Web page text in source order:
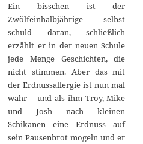
Ein bisschen ist der
Zwölfeinhalbjährige selbst
schuld daran, schließlich
erzählt er in der neuen Schule
jede Menge Geschichten, die
nicht stimmen. Aber das mit
der Erdnussallergie ist nun mal
wahr – und als ihm Troy, Mike
und Josh nach kleinen
Schikanen eine Erdnuss auf
sein Pausenbrot mogeln und er